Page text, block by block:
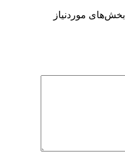
بخش‌های موردنیاز